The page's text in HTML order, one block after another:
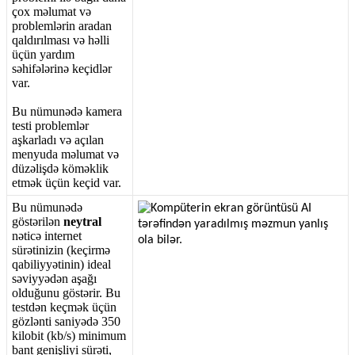
çox məlumat və
problemlərin aradan
qaldırılması və həlli
üçün yardım
səhifələrinə keçidlər
var.
Bu nümunədə kamera
testi problemlər
aşkarladı və açılan
menyuda məlumat və
düzəlişdə köməklik
etmək üçün keçid var.
Bu nümunədə
göstərilən neytral
nəticə internet
sürətinizin (keçirmə
qabiliyyətinin) ideal
səviyyədən aşağı
olduğunu göstərir. Bu
testdən keçmək üçün
gözlənti saniyədə 350
kilobit (kb/s) minimum
bant genişliyi sürəti,